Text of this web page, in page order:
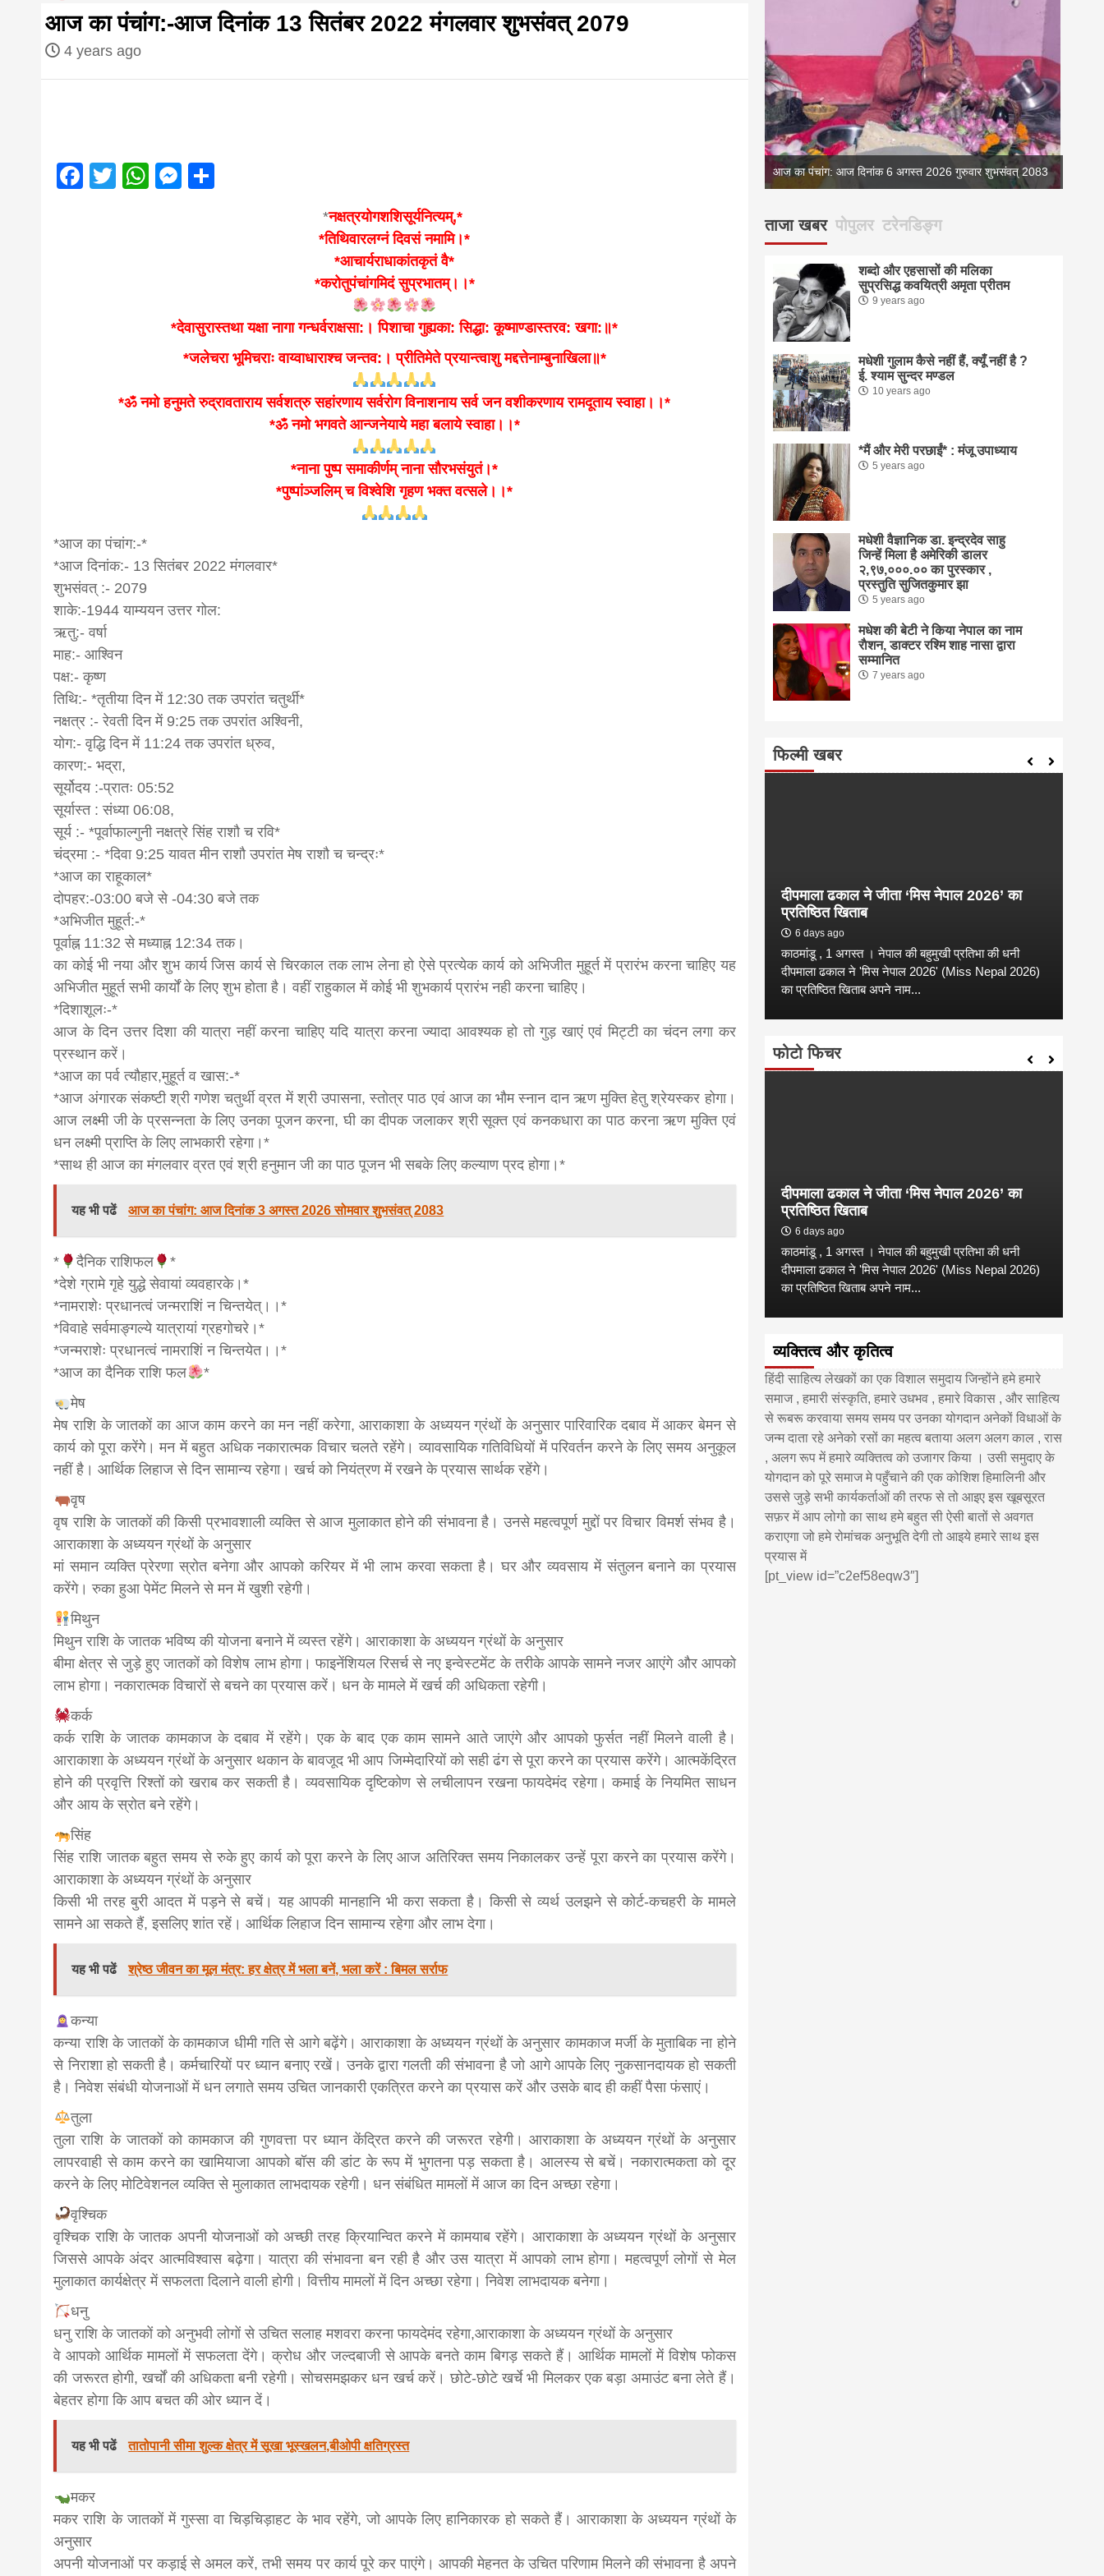
first hindi
magazine of
news in hindi
Nepal,madhesh
news,financial
news,loan,bank
news, madhesh
khabar
आज का पंचांग:-आज दिनांक 13 सितंबर 2022 मंगलवार शुभसंवत् 2079
4 years ago
Facebook
TwitterWhatsApp
Messenger
*नक्षत्रयोगशशिसूर्यनित्यम्,*
*तिथिवारलग्नं दिवसं नमामि।*
*आचार्यराधाकांतकृतं वै*
*करोतुपंचांगमिदं सुप्रभातम्।।*
*देवासुरास्तथा यक्षा नागा गन्धर्वराक्षसा:। पिशाचा गुह्यका: सिद्धा: कूष्माण्डास्तरव: खगा:॥*
*जलेचरा भूमिचराः वाय्वाधाराश्च जन्तव:। प्रीतिमेते प्रयान्त्वाशु मद्दत्तेनाम्बुनाखिला॥*
*ॐ नमो हनुमते रुद्रावताराय सर्वशत्रु सहांरणाय सर्वरोग विनाशनाय सर्व जन वशीकरणाय रामदूताय स्वाहा।।*
*ॐ नमो भगवते आन्जनेयाये महा बलाये स्वाहा।।*
*नाना पुष्प समाकीर्णम् नाना सौरभसंयुतं।*
*पुष्पांञ्जलिम् च विश्वेशि गृहण भक्त वत्सले।।*
*आज का पंचांग:-*
*आज दिनांक:- 13 सितंबर 2022 मंगलवार*
शुभसंवत् :- 2079
शाके:-1944 याम्ययन उत्तर गोल:
ऋतु:- वर्षा
माह:- आश्विन
पक्ष:- कृष्ण
तिथि:- *तृतीया दिन में 12:30 तक उपरांत चतुर्थी*
नक्षत्र :- रेवती दिन में 9:25 तक उपरांत अश्विनी,
योग:- वृद्धि दिन में 11:24 तक उपरांत ध्रुव,
कारण:- भद्रा,
सूर्योदय :-प्रातः 05:52
सूर्यास्त : संध्या 06:08,
सूर्य :- *पूर्वाफाल्गुनी नक्षत्रे सिंह राशौ च रवि*
चंद्रमा :- *दिवा 9:25 यावत मीन राशौ उपरांत मेष राशौ च चन्द्रः*
*आज का राहूकाल*
दोपहर:-03:00 बजे से -04:30 बजे तक
*अभिजीत मुहूर्त:-*
पूर्वाह्न 11:32 से मध्याह्न 12:34 तक।
का कोई भी नया और शुभ कार्य जिस कार्य से चिरकाल तक लाभ लेना हो ऐसे प्रत्येक कार्य को अभिजीत मुहूर्त में प्रारंभ करना चाहिए यह
अभिजीत मुहूर्त सभी कार्यों के लिए शुभ होता है। वहीं राहुकाल में कोई भी शुभकार्य प्रारंभ नही करना चाहिए।
*दिशाशूलः-*
आज के दिन उत्तर दिशा की यात्रा नहीं करना चाहिए यदि यात्रा करना ज्यादा आवश्यक हो तो गुड़ खाएं एवं मिट्टी का चंदन लगा कर
प्रस्थान करें।
*आज का पर्व त्यौहार,मुहूर्त व खास:-*
*आज अंगारक संकष्टी श्री गणेश चतुर्थी व्रत में श्री उपासना, स्तोत्र पाठ एवं आज का भौम स्नान दान ऋण मुक्ति हेतु श्रेयस्कर होगा।
आज लक्ष्मी जी के प्रसन्नता के लिए उनका पूजन करना, घी का दीपक जलाकर श्री सूक्त एवं कनकधारा का पाठ करना ऋण मुक्ति एवं
धन लक्ष्मी प्राप्ति के लिए लाभकारी रहेगा।*
*साथ ही आज का मंगलवार व्रत एवं श्री हनुमान जी का पाठ पूजन भी सबके लिए कल्याण प्रद होगा।*
यह भी पढें आज का पंचांग: आज दिनांक 3 अगस्त 2026 सोमवार शुभसंवत् 2083
* दैनिक राशिफल
*
*देशे ग्रामे गृहे युद्धे सेवायां व्यवहारके।*
*नामराशेः प्रधानत्वं जन्मराशिं न चिन्तयेत्।।*
*विवाहे सर्वमाङ्गल्ये यात्रायां ग्रहगोचरे।*
*जन्मराशेः प्रधानत्वं नामराशिं न चिन्तयेत।।*
*आज का दैनिक राशि फल
*
मेष
मेष राशि के जातकों का आज काम करने का मन नहीं करेगा, आराकाशा के अध्ययन ग्रंथों के अनुसार पारिवारिक दबाव में आकर बेमन से
कार्य को पूरा करेंगे। मन में बहुत अधिक नकारात्मक विचार चलते रहेंगे। व्यावसायिक गतिविधियों में परिवर्तन करने के लिए समय अनुकूल
नहीं है। आर्थिक लिहाज से दिन सामान्य रहेगा। खर्च को नियंत्रण में रखने के प्रयास सार्थक रहेंगे।
वृष
वृष राशि के जातकों की किसी प्रभावशाली व्यक्ति से आज मुलाकात होने की संभावना है। उनसे महत्वपूर्ण मुद्दों पर विचार विमर्श संभव है।
आराकाशा के अध्ययन ग्रंथों के अनुसार
मां समान व्यक्ति प्रेरणा स्रोत बनेगा और आपको करियर में भी लाभ करवा सकता है। घर और व्यवसाय में संतुलन बनाने का प्रयास
करेंगे। रुका हुआ पेमेंट मिलने से मन में खुशी रहेगी।
मिथुन
मिथुन राशि के जातक भविष्य की योजना बनाने में व्यस्त रहेंगे। आराकाशा के अध्ययन ग्रंथों के अनुसार
बीमा क्षेत्र से जुड़े हुए जातकों को विशेष लाभ होगा। फाइनेंशियल रिसर्च से नए इन्वेस्टमेंट के तरीके आपके सामने नजर आएंगे और आपको
लाभ होगा। नकारात्मक विचारों से बचने का प्रयास करें। धन के मामले में खर्च की अधिकता रहेगी।
कर्क
कर्क राशि के जातक कामकाज के दबाव में रहेंगे। एक के बाद एक काम सामने आते जाएंगे और आपको फुर्सत नहीं मिलने वाली है।
आराकाशा के अध्ययन ग्रंथों के अनुसार थकान के बावजूद भी आप जिम्मेदारियों को सही ढंग से पूरा करने का प्रयास करेंगे। आत्मकेंद्रित
होने की प्रवृत्ति रिश्तों को खराब कर सकती है। व्यवसायिक दृष्टिकोण से लचीलापन रखना फायदेमंद रहेगा। कमाई के नियमित साधन
और आय के स्रोत बने रहेंगे।
सिंह
सिंह राशि जातक बहुत समय से रुके हुए कार्य को पूरा करने के लिए आज अतिरिक्त समय निकालकर उन्हें पूरा करने का प्रयास करेंगे।
आराकाशा के अध्ययन ग्रंथों के अनुसार
किसी भी तरह बुरी आदत में पड़ने से बचें। यह आपकी मानहानि भी करा सकता है। किसी से व्यर्थ उलझने से कोर्ट-कचहरी के मामले
सामने आ सकते हैं, इसलिए शांत रहें। आर्थिक लिहाज दिन सामान्य रहेगा और लाभ देगा।
यह भी पढें श्रेष्ठ जीवन का मूल मंत्र: हर क्षेत्र में भला बनें, भला करें : बिमल सर्राफ
कन्या
कन्या राशि के जातकों के कामकाज धीमी गति से आगे बढ़ेंगे। आराकाशा के अध्ययन ग्रंथों के अनुसार कामकाज मर्जी के मुताबिक ना होने
से निराशा हो सकती है। कर्मचारियों पर ध्यान बनाए रखें। उनके द्वारा गलती की संभावना है जो आगे आपके लिए नुकसानदायक हो सकती
है। निवेश संबंधी योजनाओं में धन लगाते समय उचित जानकारी एकत्रित करने का प्रयास करें और उसके बाद ही कहीं पैसा फंसाएं।
तुला
तुला राशि के जातकों को कामकाज की गुणवत्ता पर ध्यान केंद्रित करने की जरूरत रहेगी। आराकाशा के अध्ययन ग्रंथों के अनुसार
लापरवाही से काम करने का खामियाजा आपको बॉस की डांट के रूप में भुगतना पड़ सकता है। आलस्य से बचें। नकारात्मकता को दूर
करने के लिए मोटिवेशनल व्यक्ति से मुलाकात लाभदायक रहेगी। धन संबंधित मामलों में आज का दिन अच्छा रहेगा।
वृश्चिक
वृश्चिक राशि के जातक अपनी योजनाओं को अच्छी तरह क्रियान्वित करने में कामयाब रहेंगे। आराकाशा के अध्ययन ग्रंथों के अनुसार
जिससे आपके अंदर आत्मविश्वास बढ़ेगा। यात्रा की संभावना बन रही है और उस यात्रा में आपको लाभ होगा। महत्वपूर्ण लोगों से मेल
मुलाकात कार्यक्षेत्र में सफलता दिलाने वाली होगी। वित्तीय मामलों में दिन अच्छा रहेगा। निवेश लाभदायक बनेगा।
धनु
धनु राशि के जातकों को अनुभवी लोगों से उचित सलाह मशवरा करना फायदेमंद रहेगा,आराकाशा के अध्ययन ग्रंथों के अनुसार
वे आपको आर्थिक मामलों में सफलता देंगे। क्रोध और जल्दबाजी से आपके बनते काम बिगड़ सकते हैं। आर्थिक मामलों में विशेष फोकस
की जरूरत होगी, खर्चों की अधिकता बनी रहेगी। सोचसमझकर धन खर्च करें। छोटे-छोटे खर्चे भी मिलकर एक बड़ा अमाउंट बना लेते हैं।
बेहतर होगा कि आप बचत की ओर ध्‍यान दें।
यह भी पढें तातोपानी सीमा शुल्क क्षेत्र में सूखा भूस्खलन,बीओपी क्षतिग्रस्त
मकर
मकर राशि के जातकों में गुस्सा वा चिड़चिड़ाहट के भाव रहेंगे, जो आपके लिए हानिकारक हो सकते हैं। आराकाशा के अध्ययन ग्रंथों के
अनुसार
अपनी योजनाओं पर कड़ाई से अमल करें, तभी समय पर कार्य पूरे कर पाएंगे। आपकी मेहनत के उचित परिणाम मिलने की संभावना है अपने
आज का पंचांग: आज दिनांक 6 अगस्त 2026 गुरुवार शुभसंवत् 2083
ताजा खबर पोपुलर टरेनडिङ्ग
शब्दो और एहसासों की मलिका
सुप्रसिद्ध कवयित्री अमृता प्रीतम
9 years ago
मधेशी गुलाम कैसे नहीं हैं, क्यूँ नहीं है ?
ई. श्याम सुन्दर मण्डल
10 years ago
*मैं और मेरी परछाईं* : मंजू उपाध्याय
5 years ago
मधेशी वैज्ञानिक डा. इन्द्रदेव साहु
जिन्हें मिला है अमेरिकी डालर
२,९७,०००.०० का पुरस्कार ,
प्रस्तुति सुजितकुमार झा
5 years ago
मधेश की बेटी ने किया नेपाल का नाम
राैशन, डाक्टर रश्मि शाह नासा द्वारा
सम्मानित
7 years ago
फिल्मी खबर
काठमांडू, फागुन ४ – चितवन क्षेत्र नम्बर ३ में प्रतिनिधिसभा
सदस्य के रूप में अपनी उम्मीदवारी दे चुकी रेणु दाहाल ने कहा है
कि उन्हें...
दीपमाला ढकाल ने जीता ‘मिस नेपाल 2026’ का
प्रतिष्ठित खिताब
6 days ago
काठमांडू , 1 अगस्त । नेपाल की बहुमुखी प्रतिभा की धनी
दीपमाला ढकाल ने 'मिस नेपाल 2026' (Miss Nepal 2026)
का प्रतिष्ठित खिताब अपने नाम...
फोटो फिचर
दीपमाला ढकाल ने जीता ‘मिस नेपाल 2026’ का
प्रतिष्ठित खिताब
6 days ago
काठमांडू , 1 अगस्त । नेपाल की बहुमुखी प्रतिभा की धनी
दीपमाला ढकाल ने 'मिस नेपाल 2026' (Miss Nepal 2026)
का प्रतिष्ठित खिताब अपने नाम...
व्यक्तित्व और कृतित्व
हिंदी साहित्य लेखकों का एक विशाल समुदाय जिन्होंने हमे हमारे
समाज , हमारी संस्कृति, हमारे उधभव , हमारे विकास , और साहित्य
से रूबरू करवाया समय समय पर उनका योगदान अनेकों विधाओं के
जन्म दाता रहे अनेको रसों का महत्व बताया अलग अलग काल , रास
, अलग रूप में हमारे व्यक्तित्व को उजागर किया । उसी समुदाए के
योगदान को पूरे समाज मे पहुँचाने की एक कोशिश हिमालिनी और
उससे जुड़े सभी कार्यकर्ताओं की तरफ से तो आइए इस खूबसूरत
सफ़र में आप लोगो का साथ हमे बहुत सी ऐसी बातों से अवगत
कराएगा जो हमे रोमांचक अनुभूति देगी तो आइये हमारे साथ इस
प्रयास में
[pt_view id=”c2ef58eqw3″]